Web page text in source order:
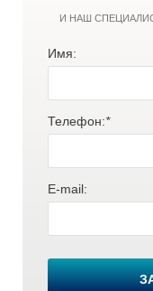
И НАШ
Имя:
Телефон:*
E-mail: